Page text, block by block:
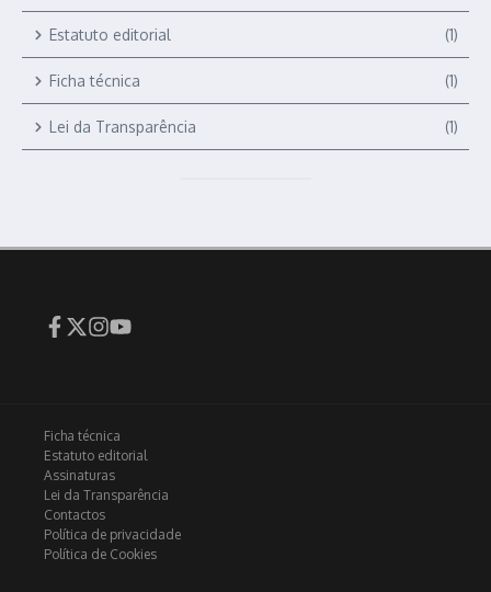
Estatuto editorial (1)
Ficha técnica (1)
Lei da Transparência (1)
Ficha técnica
Estatuto editorial
Assinaturas
Lei da Transparência
Contactos
Política de privacidade
Política de Cookies